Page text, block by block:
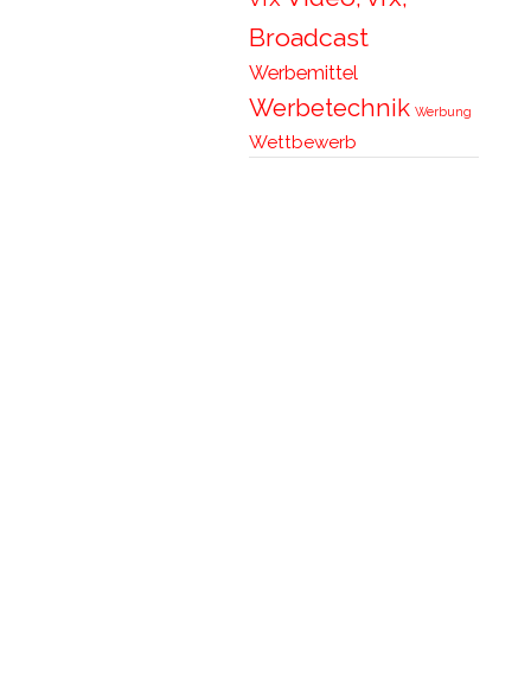
Broadcast
Werbemittel
Werbetechnik Werbung
Wettbewerb